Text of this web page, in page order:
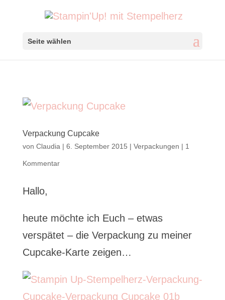
Seite wählen
Verpackung Cupcake
von Claudia | 6. September 2015 | Verpackungen | 1
Kommentar
Hallo,
heute möchte ich Euch – etwas
verspätet – die Verpackung zu meiner
Cupcake-Karte zeigen…